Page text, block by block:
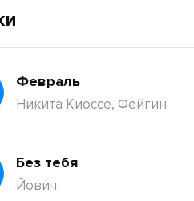
Февраль
Никита Киоссе, Фейгин
Без тебя
Йович